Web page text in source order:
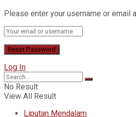
Please enter your username or email
Log In
No Result
View All Result
Liputan Mendalam